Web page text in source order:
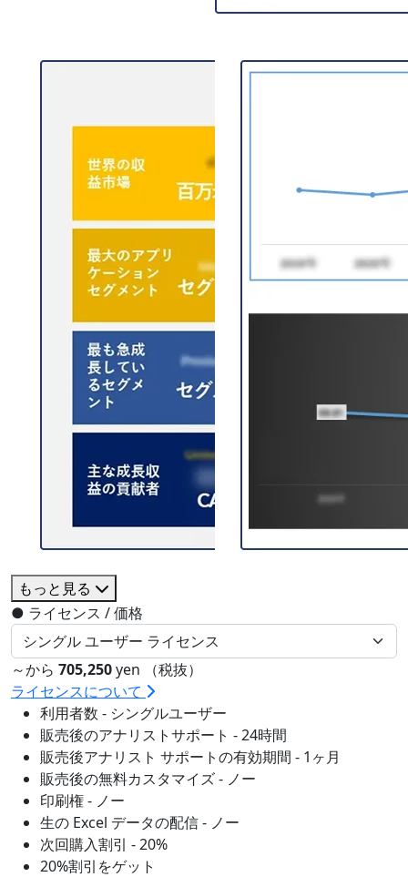
もっと見る
● ライセンス / 価格
～から 705,250yen （税抜）
ライセンスについて
利用者数 - シングルユーザー
販売後のアナリストサポート - 24時間
販売後アナリスト サポートの有効期間 - 1ヶ月
販売後の無料カスタマイズ - ノー
印刷権 - ノー
生の Excel データの配信 - ノー
次回購入割引 - 20%
20%割引をゲット